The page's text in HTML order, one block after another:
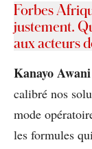
Forbes
justement.
aux acteurs
Kanayo
calibré nos
mode
les formules